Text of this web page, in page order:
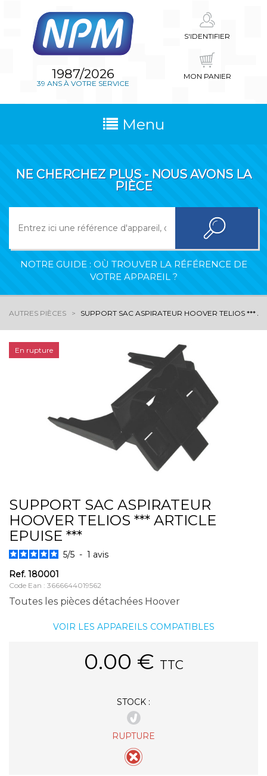
1987/2026
39 ANS À VOTRE SERVICE
S'IDENTIFIER
MON PANIER
Menu
NE CHERCHEZ PLUS - NOUS AVONS LA
PIÈCE
NOTRE GUIDE : OÙ TROUVER LA RÉFÉRENCE DE
VOTRE APPAREIL ?
AUTRES PIÈCES SUPPORT SAC ASPIRATEUR HOOVER TELIOS ***
En rupture
SUPPORT SAC ASPIRATEUR
HOOVER TELIOS *** ARTICLE
EPUISE ***
5/5 - 1 avis
Ref. 180001
Code Ean : 3666644019562
Toutes les pièces détachées Hoover
VOIR LES APPAREILS COMPATIBLES
0.00 € TTC
STOCK :
RUPTURE